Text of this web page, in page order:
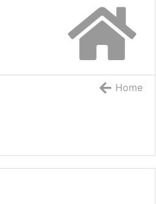
Home